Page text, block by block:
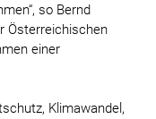
so Bernd
Österreichischen
einer
Klimawandel,